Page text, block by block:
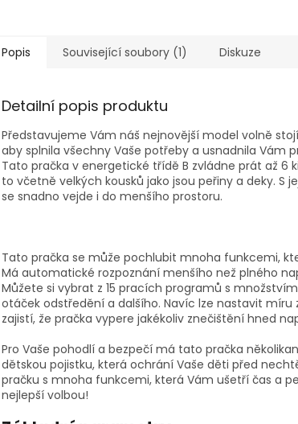
Popis Související soubory (1) Diskuze
Detailní popis produktu
Představujeme Vám náš nejnovější model volně stojí
aby splnila všechny Vaše potřeby a usnadnila Vám
Tato pračka v energetické třídě B zvládne prát až 6
to včetně velkých kousků jako jsou peřiny a deky. S
se snadno vejde i do menšího prostoru.
Tato pračka se může pochlubit mnoha funkcemi,
Má automatické rozpoznání menšího než plného
Můžete si vybrat z 15 pracích programů s
otáček odstředění a dalšího. Navíc lze nastavit
zajistí, že pračka vypere jakékoliv znečištění hned
Pro Vaše pohodlí a bezpečí má tato pračka
dětskou pojistku, která ochrání Vaše děti před
pračku s mnoha funkcemi, která Vám ušetří čas a
nejlepší volbou!